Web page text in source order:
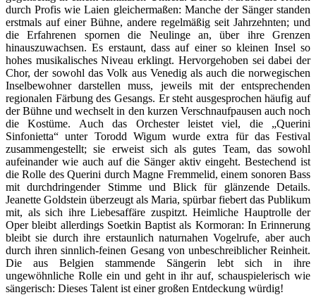
durch Profis wie Laien gleichermaßen: Manche der Sänger standen
erstmals auf einer Bühne, andere regelmäßig seit Jahrzehnten; und
die Erfahrenen spornen die Neulinge an, über ihre Grenzen
hinauszuwachsen. Es erstaunt, dass auf einer so kleinen Insel so
hohes musikalisches Niveau erklingt. Hervorgehoben sei dabei der
Chor, der sowohl das Volk aus Venedig als auch die norwegischen
Inselbewohner darstellen muss, jeweils mit der entsprechenden
regionalen Färbung des Gesangs. Er steht ausgesprochen häufig auf
der Bühne und wechselt in den kurzen Verschnaufpausen auch noch
die Kostüme. Auch das Orchester leistet viel, die „Querini
Sinfonietta“ unter Torodd Wigum wurde extra für das Festival
zusammengestellt; sie erweist sich als gutes Team, das sowohl
aufeinander wie auch auf die Sänger aktiv eingeht. Bestechend ist
die Rolle des Querini durch Magne Fremmelid, einem sonoren Bass
mit durchdringender Stimme und Blick für glänzende Details.
Jeanette Goldstein überzeugt als Maria, spürbar fiebert das Publikum
mit, als sich ihre Liebesaffäre zuspitzt. Heimliche Hauptrolle der
Oper bleibt allerdings Soetkin Baptist als Kormoran: In Erinnerung
bleibt sie durch ihre erstaunlich naturnahen Vogelrufe, aber auch
durch ihren sinnlich-feinen Gesang von unbeschreiblicher Reinheit.
Die aus Belgien stammende Sängerin lebt sich in ihre
ungewöhnliche Rolle ein und geht in ihr auf, schauspielerisch wie
sängerisch: Dieses Talent ist einer großen Entdeckung würdig!